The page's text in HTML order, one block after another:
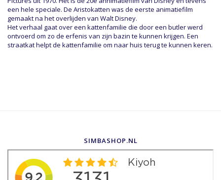
een hele speciale. De Aristokatten was de eerste animatiefilm
gemaakt na het overlijden van Walt Disney.
Het verhaal gaat over een kattenfamilie die door een butler werd
ontvoerd om zo de erfenis van zijn bazin te kunnen krijgen. Een
straatkat helpt de kattenfamilie om naar huis terug te kunnen keren.
SIMBASHOP.NL